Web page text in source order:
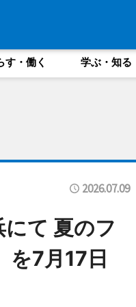
す・働く 学ぶ・知る
2026.07.09
て 夏のフ
を7月17日